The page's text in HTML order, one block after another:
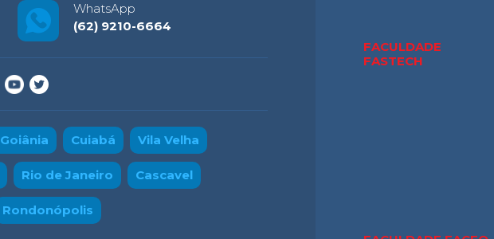
WhatsApp
(62) 9210-6664
Goiânia Cuiabá Vila Velha
Rio de Janeiro Cascavel
Rondonópolis
FACULDADE
FASTECH